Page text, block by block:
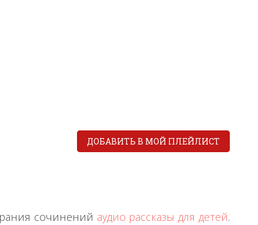
ДОБАВИТЬ В МОЙ ПЛЕЙЛИСТ
сочинений аудио рассказы для детей.